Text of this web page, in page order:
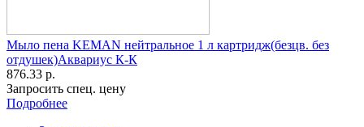
Мыло пена KEMAN нейтральное 1 л картридж(безцв. без
отдушек)Аквариус К-К
876.33 р.
Запросить спец. цену
Подробнее